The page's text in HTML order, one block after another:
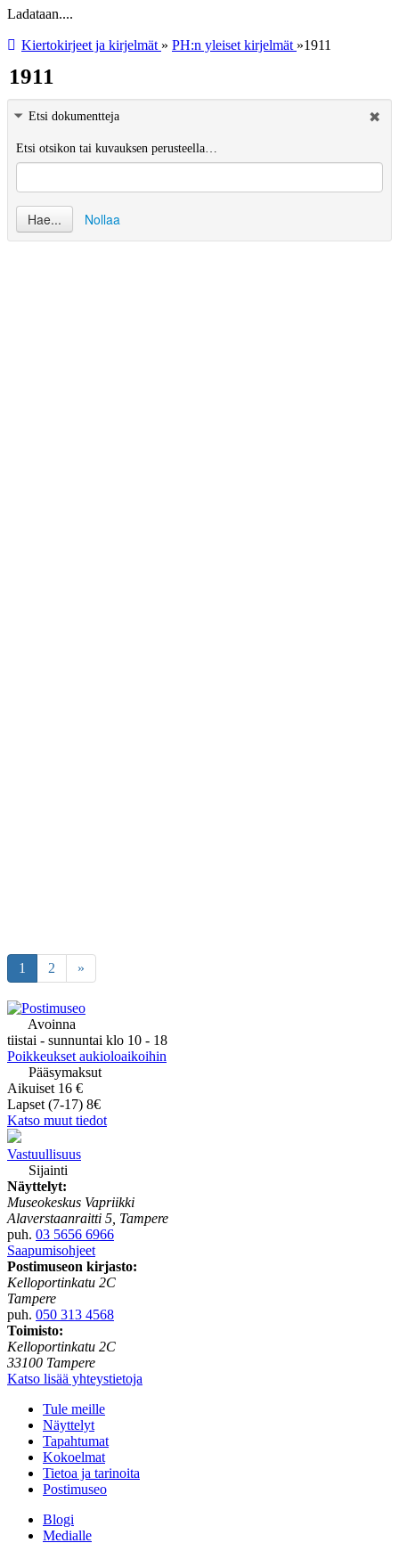
Ladataan....
Kiertokirjeet ja kirjelmät » PH:n yleiset kirjelmät »1911
1911
Etsi dokumentteja
Etsi otsikon tai kuvauksen perusteella…
Hae... Nollaa
1 2 »
Avoinna
tiistai - sunnuntai klo 10 - 18
Poikkeukset aukioloaikoihin
Pääsymaksut
Aikuiset 16 €
Lapset (7-17) 8€
Katso muut tiedot
Vastuullisuus
Sijainti
Näyttelyt:
Museokeskus Vapriikki
Alaverstaanraitti 5, Tampere
puh. 03 5656 6966
Saapumisohjeet
Postimuseon kirjasto:
Kelloportinkatu 2C
Tampere
puh. 050 313 4568
Toimisto:
Kelloportinkatu 2C
33100 Tampere
Katso lisää yhteystietoja
Tule meille
Näyttelyt
Tapahtumat
Kokoelmat
Tietoa ja tarinoita
Postimuseo
Blogi
Medialle